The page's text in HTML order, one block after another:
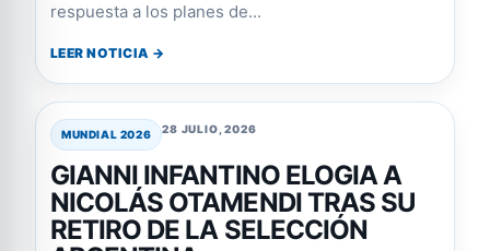
respuesta a los planes de...
LEER NOTICIA →
MUNDIAL 2026 28 JULIO, 2026
GIANNI INFANTINO ELOGIA A
NICOLÁS OTAMENDI TRAS SU
RETIRO DE LA SELECCIÓN